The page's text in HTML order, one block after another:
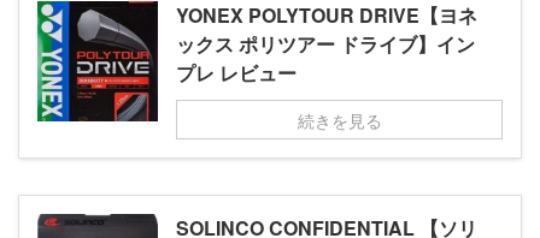
YONEX POLYTOUR DRIVE【ヨネ
ックス ポリツアー ドライブ】イン
プレ レビュー
続きを見る
SOLINCO CONFIDENTIAL 【ソリ